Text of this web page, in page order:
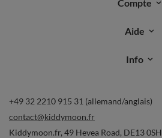
Compte
Aide
Info
+49 32 2210 915 31 (allemand/anglais)
contact@kiddymoon.fr
Kiddymoon.fr, 49 Hevea Road, DE13 0SH